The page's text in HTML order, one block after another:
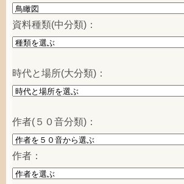
資料種類(中分類)：
時代と場所(大分類)：
作者(５０ 音分類)：
作者 ：